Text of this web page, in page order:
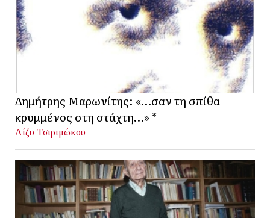
Δημήτρης Μαρωνίτης: «…σαν τη σπίθα
κρυμμένος στη στάχτη…» *
Λίζυ Τσιριμώκου